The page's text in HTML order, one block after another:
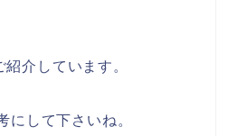
紹介しています。
して下さいね。